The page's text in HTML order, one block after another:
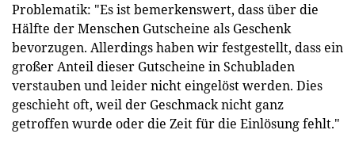
Problematik: "Es ist bemerkenswert, dass über die
Hälfte der Menschen Gutscheine als Geschenk
bevorzugen. Allerdings haben wir festgestellt, dass ein
großer Anteil dieser Gutscheine in Schubladen
verstauben und leider nicht eingelöst werden. Dies
geschieht oft, weil der Geschmack nicht ganz
getroffen wurde oder die Zeit für die Einlösung fehlt."